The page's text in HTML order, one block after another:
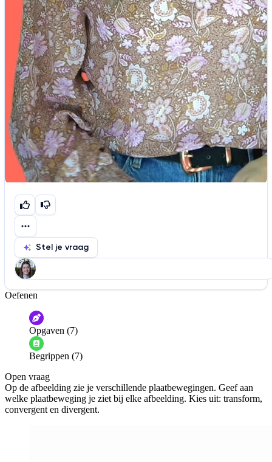
Stel je vraag
Help ons de video te verbeteren
De audio is slecht
Informatie is onjuist
De docent is te langdradig
De uitleg gaat te langzaam
Afspelen werkte niet
Iets anders
Oefenen
Opgaven (7)
Begrippen (7)
Open vraag
Op de afbeelding zie je verschillende plaatbewegingen. Geef aan
welke plaatbeweging je ziet bij elke afbeelding. Kies uit: transform,
convergent en divergent.